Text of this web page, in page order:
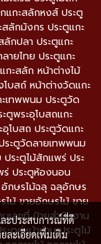
แกะสลักหงส์ ประตู
ลักมังกร ประตูแกะ
กปลา ประตูแกะ
ายไทย ประตูแกะ
กะสลัก หน้าต่างไม้
บสถ์ หน้าต่างวัดแกะ
เทพพนม ประตูวัด
ตูพระอุโบสถแกะ
โบสถ ประตูวัดแกะ
ระตูวัดลายเทพพนม
ระตูไม้สักแพร่ ประ
ร่ ประตูห้องนอน
กษรไม้ฉลุ ฉลุอักษร
ม้ ขายอักษรไม้ ขาย
เลขที่ ป้ายสำนักงาน
ะตูคู่หน้าบ้าน ประตูไม้
ละประสบการณ์ที่ดี
ละเอียดเพิ่มเติม